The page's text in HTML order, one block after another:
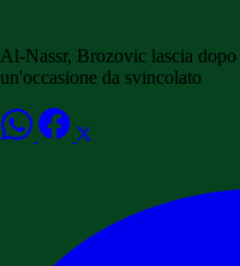
Al-Nassr, Brozovic lascia
un'occasione da svincolato